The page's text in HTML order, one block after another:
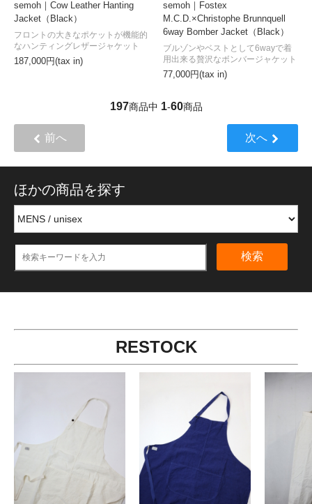
semoh｜Cow Leather Hanting
Jacket（Black）
187,000円(tax in)
フロントの大きなポケットが機能的
なハンティングレザージャケット
semoh｜Fostex
M.C.D.×Christophe Brunnquell
6way Bomber Jacket（Black）
77,000円(tax in)
ブルゾンやベストとして6wayで着
用出来る贅沢なボンバージャケット
197商品中 1-60商品
前へ 次へ
ほかの商品を探す
検索
RESTOCK